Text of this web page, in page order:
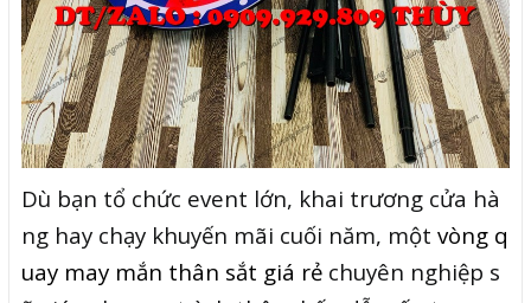
Dù bạn tổ chức event lớn, khai trương cửa hà
ng hay chạy khuyến mãi cuối năm, một vòng q
uay may mắn thân sắt giá rẻ chuyên nghiệp s